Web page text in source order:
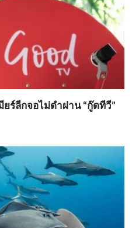
ร์ลีกจอไม่ดำผ่าน “กู๊ดทีวี”